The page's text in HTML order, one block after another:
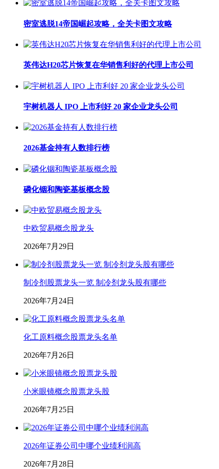
密室逃脱14帝国崛起攻略，全关卡图文攻略
英伟达H20芯片恢复在华销售利好的代理上市公司
宇树机器人 IPO 上市利好 20 家企业龙头公司
2026基金持有人数排行榜
磷化铟和陶瓷基板概念股
中欧贸易概念股龙头
2026年7月29日
制冷剂股票龙头一览 制冷剂龙头股有哪些
2026年7月24日
化工原料概念股票龙头名单
2026年7月26日
小米眼镜概念股票龙头股
2026年7月25日
2026年证券公司中哪个业绩利润高
2026年7月28日